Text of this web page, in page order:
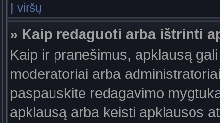
Į viršų
» Kaip redaguoti arba ištrinti
Kaip ir pranešimus, apklausą
moderatoriai arba
paspauskite redagavimo
apklausą arba keisti apklausos